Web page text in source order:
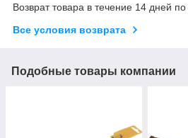
Возврат товара в течение 14 дней
Все условия возврата
Подобные товары компании